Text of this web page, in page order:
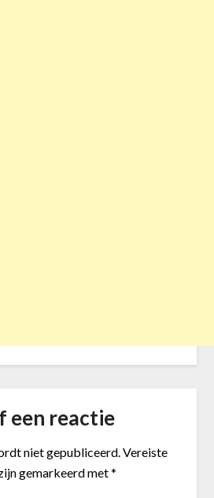
een reactie
niet gepubliceerd.Vereiste
gemarkeerd met*